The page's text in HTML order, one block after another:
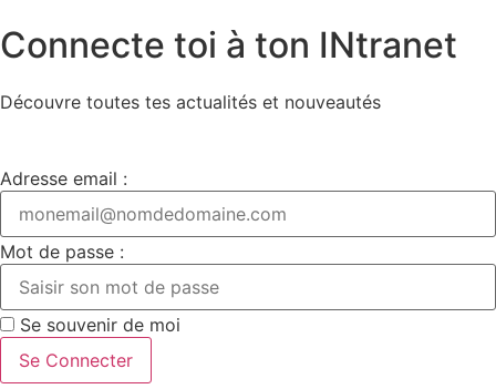
Connecte toi à ton INtranet
Découvre toutes tes actualités et nouveautés
Adresse email :
Mot de passe :
Se souvenir de moi
Se Connecter